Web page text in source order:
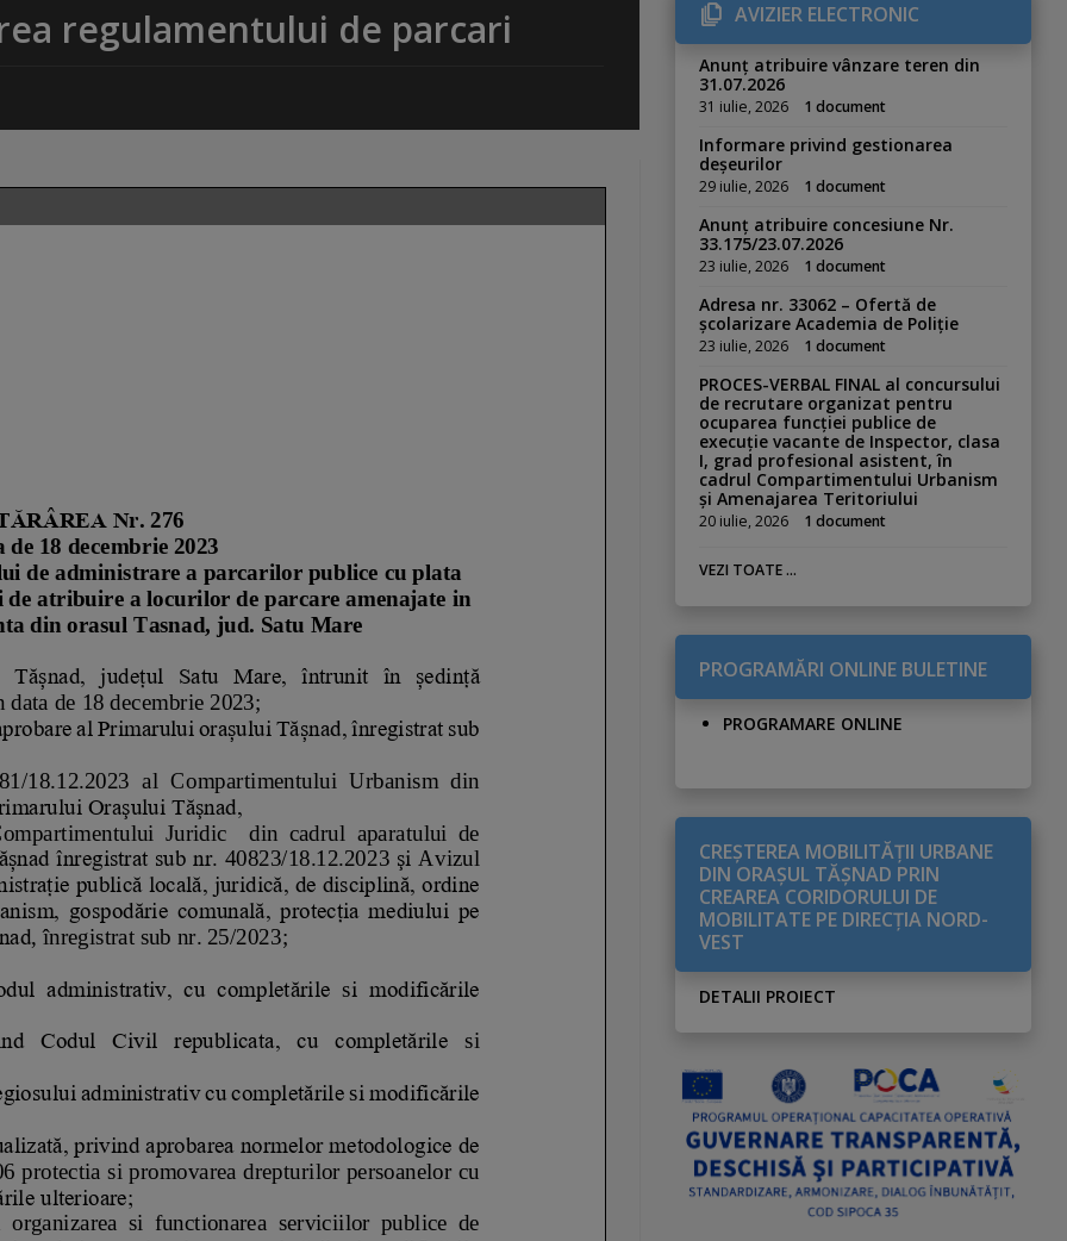
regulamentului de parcari AVIZIER ELECTRONIC
Anunț atribuire vânzare teren din
31.07.2026
31 iulie, 2026 1 document
Informare privind gestionarea
deșeurilor
29 iulie, 2026 1 document
Anunț atribuire concesiune Nr.
33.175/23.07.2026
23 iulie, 2026 1 document
Adresa nr. 33062 – Ofertă de
școlarizare Academia de Poliție
23 iulie, 2026 1 document
PROCES-VERBAL FINAL al concursului
de recrutare organizat pentru
ocuparea funcției publice de
execuție vacante de Inspector, clasa
I, grad profesional asistent, în
cadrul Compartimentului Urbanism
și Amenajarea Teritoriului
20 iulie, 2026 1 document
VEZI TOATE ...
PROGRAMĂRI ONLINE BULETINE
PROGRAMARE ONLINE
CREŞTEREA MOBILITĂŢII URBANE
DIN ORAŞUL TĂŞNAD PRIN
CREAREA CORIDORULUI DE
MOBILITATE PE DIRECŢIA NORD-
VEST
DETALII PROIECT